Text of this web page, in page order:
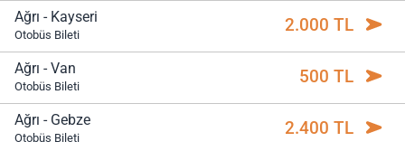
Ağrı - Kayseri
Otobüs Bileti 2.000 TL
Ağrı - Van
Otobüs Bileti 500 TL
Ağrı - Gebze
Otobüs Bileti 2.400 TL